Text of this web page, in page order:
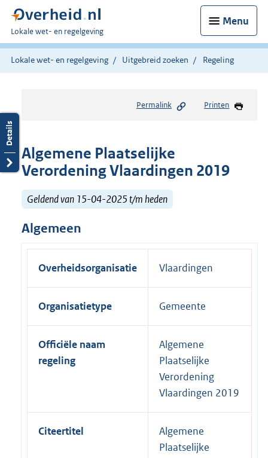
Menu
U
bent
hier:
Lokale wet- en regelgeving
Lokale wet- en regelgeving Uitgebreid zoeken Regeling
Permalink Printen
Algemene Plaatselijke
Verordening Vlaardingen 2019
Geldend van 15-04-2025 t/m heden
Algemeen
Overheidsorganisatie Vlaardingen
Organisatietype Gemeente
Officiële naam
regeling
Algemene
Plaatselijke
Verordening
Vlaardingen 2019
Citeertitel
Algemene
Plaatselijke